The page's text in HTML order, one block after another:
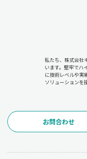
私たち、株式会社
います。堅牢でハ
に技術レベルや実
ソリューションを
お問合わせ